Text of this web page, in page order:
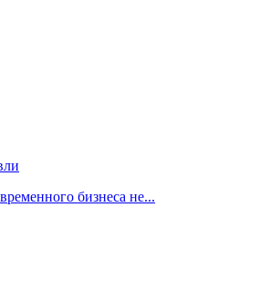
бизнеса не...